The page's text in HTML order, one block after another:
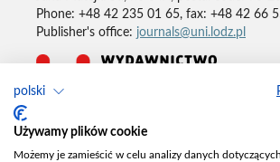
polski
Używamy plików cookie
Możemy je zamieścić w celu analizy danych
Phone: +48 42 235 01 65, fax: +48 42 66
Publisher's office: journals@uni.lodz.pl
Deklaracja dostępności